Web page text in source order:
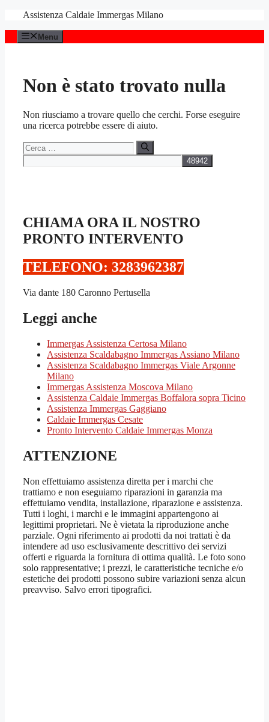
contenuto
Assistenza Caldaie Immergas Milano
Menu
Non è stato trovato nulla
Non riusciamo a trovare quello che cerchi. Forse eseguire
una ricerca potrebbe essere di aiuto.
Ricerca
per:
CHIAMA ORA IL NOSTRO
PRONTO INTERVENTO
TELEFONO: 3283962387‬
Via dante 180 Caronno Pertusella
Leggi anche
Immergas Assistenza Certosa Milano
Assistenza Scaldabagno Immergas Assiano Milano
Assistenza Scaldabagno Immergas Viale Argonne
Milano
Immergas Assistenza Moscova Milano
Assistenza Caldaie Immergas Boffalora sopra Ticino
Assistenza Immergas Gaggiano
Caldaie Immergas Cesate
Pronto Intervento Caldaie Immergas Monza
ATTENZIONE
Non effettuiamo assistenza diretta per i marchi che
trattiamo e non eseguiamo riparazioni in garanzia ma
effettuiamo vendita, installazione, riparazione e assistenza.
Tutti i loghi, i marchi e le immagini appartengono ai
legittimi proprietari. Ne è vietata la riproduzione anche
parziale. Ogni riferimento ai prodotti da noi trattati è da
intendere ad uso esclusivamente descrittivo dei servizi
offerti e riguarda la fornitura di ottima qualità. Le foto sono
solo rappresentative; i prezzi, le caratteristiche tecniche e/o
estetiche dei prodotti possono subire variazioni senza alcun
preavviso. Salvo errori tipografici.